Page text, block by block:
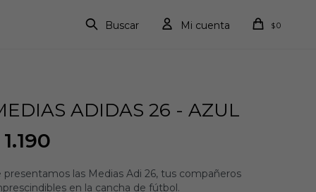
$0
ADIDAS 26 - AZUL
1.190
presentamos las Medias Adi 26, tus compañeros
en la cancha de fútbol.